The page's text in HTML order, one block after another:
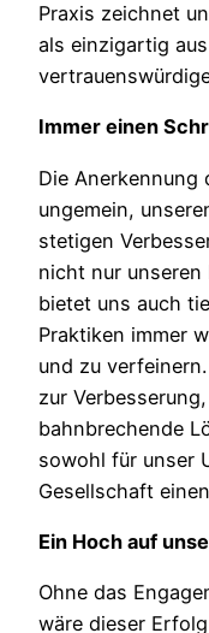
Praxis zeichnet
als einzigartig
Immer einen
Die Anerkennung
ungemein,
stetigen
nicht nur
bietet uns auch
Praktiken immer
und zu
zur
bahnbrechende
sowohl für unser
Gesellschaft
Ein Hoch auf
Ohne das
wäre dieser